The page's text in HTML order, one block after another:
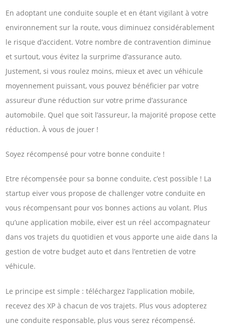
En adoptant une conduite souple et en étant vigilant à votre
environnement sur la route, vous diminuez considérablement
le risque d’accident. Votre nombre de contravention diminue
et surtout, vous évitez la surprime d’assurance auto.
Justement, si vous roulez moins, mieux et avec un véhicule
moyennement puissant, vous pouvez bénéficier par votre
assureur d’une réduction sur votre prime d’assurance
automobile. Quel que soit l’assureur, la majorité propose cette
réduction. À vous de jouer !
Soyez récompensé pour votre bonne conduite !
Etre récompensée pour sa bonne conduite, c’est possible ! La
startup eiver vous propose de challenger votre conduite en
vous récompensant pour vos bonnes actions au volant. Plus
qu’une application mobile, eiver est un réel accompagnateur
dans vos trajets du quotidien et vous apporte une aide dans la
gestion de votre budget auto et dans l’entretien de votre
véhicule.
Le principe est simple : téléchargez l’application mobile,
recevez des XP à chacun de vos trajets. Plus vous adopterez
une conduite responsable, plus vous serez récompensé.